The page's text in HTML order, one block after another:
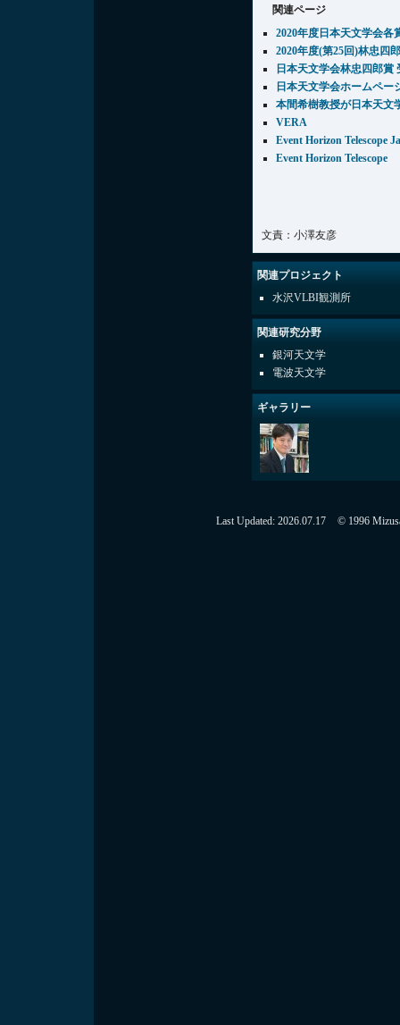
関連ページ
2020年度日本天文学会各
2020年度(第25回)林忠四
日本天文学会林忠四郎賞
日本天文学会ホームペー
本間希樹教授が日本天文
VERA
Event Horizon Telescope
Event Horizon Telescope
文責：小澤友彦
関連プロジェクト
水沢VLBI観測所
関連研究分野
銀河天文学
電波天文学
ギャラリー
Last Updated: 2026.07.17 © 1996